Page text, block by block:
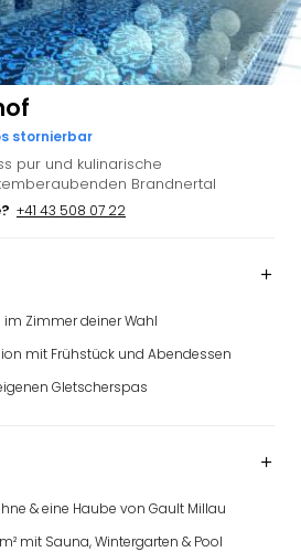
Auf der Karte anzeigen
stornierbar
pur und kulinarische
Brandnertal
+41 43 508 07 22
im Zimmer deiner Wahl
mit Frühstück und Abendessen
Gletscherspas
& eine Haube von Gault Millau
mit Sauna, Wintergarten & Pool